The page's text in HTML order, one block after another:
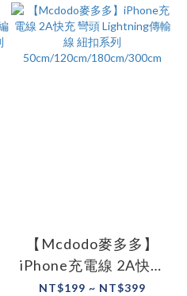
【Mcdodo麥多多】
iPhone充電線 2A快充
彎頭 Lightning傳輸線
NT$199 ~ NT$399